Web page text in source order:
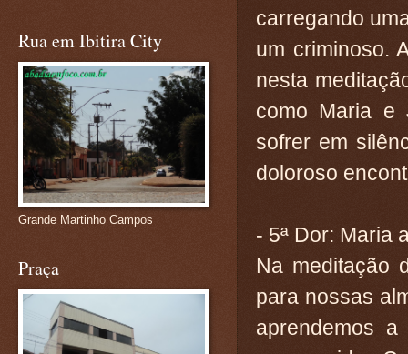
carregando
um criminoso.
nesta
como Maria e
sofrer em
doloroso
- 5ª Dor: Maria
Na meditação
para nossas
aprendemos
Rua em Ibitira City
Grande Martinho Campos
Praça